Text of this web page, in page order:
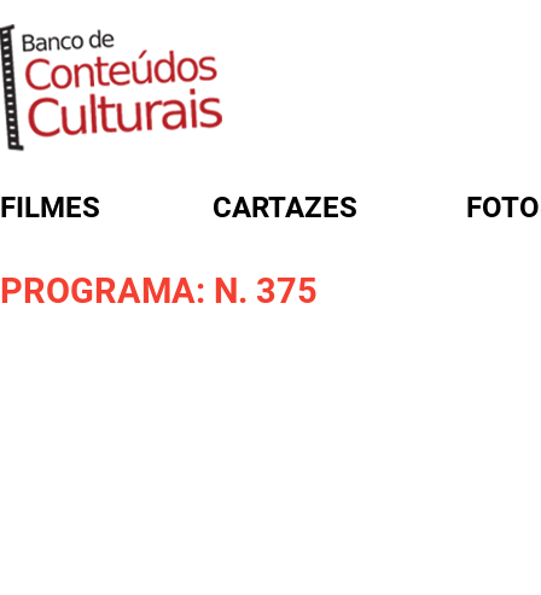
FILMES CARTAZES
PROGRAMA: N. 375
FORMULÁRIO DE BUSCA